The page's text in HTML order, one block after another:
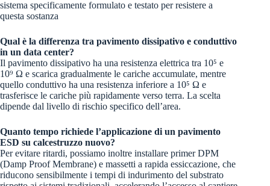
sistema specificamente formulato e testato per resistere a
questa sostanza
Qual è la differenza tra pavimento dissipativo e conduttivo
in un data center?
Il pavimento dissipativo ha una resistenza elettrica tra 10⁵ e
10⁹ Ω e scarica gradualmente le cariche accumulate, mentre
quello conduttivo ha una resistenza inferiore a 10⁵ Ω e
trasferisce le cariche più rapidamente verso terra. La scelta
dipende dal livello di rischio specifico dell’area.
Quanto tempo richiede l’applicazione di un pavimento
ESD su calcestruzzo nuovo?
Per evitare ritardi, possiamo inoltre installare primer DPM
(Damp Proof Membrane) e massetti a rapida essiccazione, che
riducono sensibilmente i tempi di indurimento del substrato